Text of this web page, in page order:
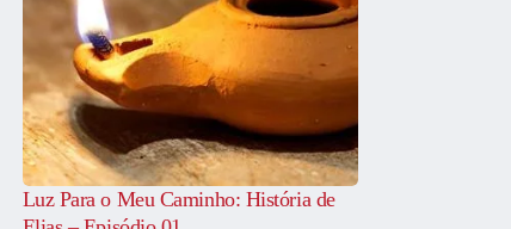
Luz Para o Meu Caminho: História de